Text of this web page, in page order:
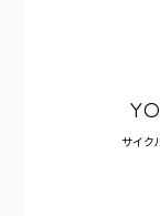
サイク